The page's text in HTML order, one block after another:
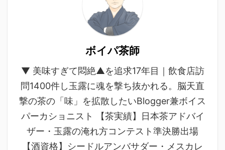
ボイパ茶師
▼ 美味すぎて悶絶▲を追求17年目｜飲食店訪
問1400件し玉露に魂を撃ち抜かれる。脳天直
撃の茶の「味」を拡散したいBlogger兼ボイス
パーカショニスト 【茶実績】日本茶アドバイ
ザー・玉露の淹れ方コンテスト準決勝出場
【酒資格】シードルアンバサダー・メスカレ